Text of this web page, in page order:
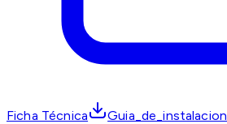
Ficha Técnica
Guia_de_instalacion